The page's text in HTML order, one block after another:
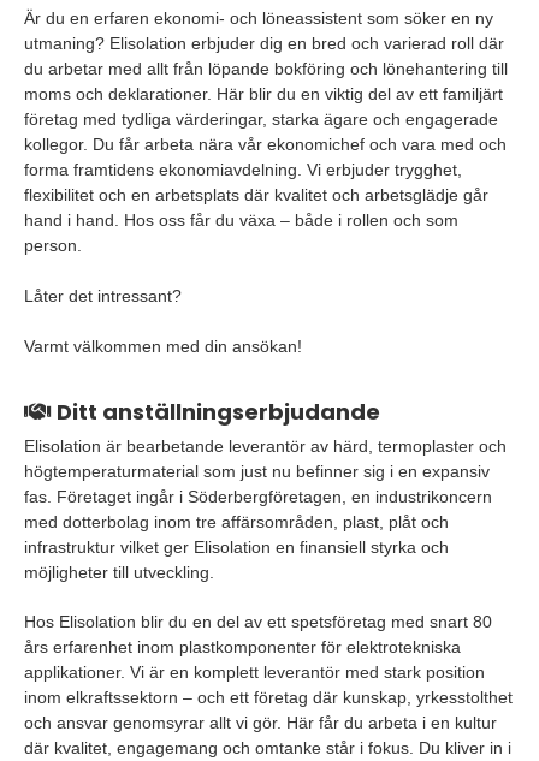
Är du en erfaren ekonomi- och löneassistent som söker en ny
utmaning? Elisolation erbjuder dig en bred och varierad roll där
du arbetar med allt från löpande bokföring och lönehantering till
moms och deklarationer. Här blir du en viktig del av ett familjärt
företag med tydliga värderingar, starka ägare och engagerade
kollegor. Du får arbeta nära vår ekonomichef och vara med och
forma framtidens ekonomiavdelning. Vi erbjuder trygghet,
flexibilitet och en arbetsplats där kvalitet och arbetsglädje går
hand i hand. Hos oss får du växa – både i rollen och som
person.
Låter det intressant?
Varmt välkommen med din ansökan!
Ditt anställningserbjudande
Elisolation är bearbetande leverantör av härd, termoplaster och
högtemperaturmaterial som just nu befinner sig i en expansiv
fas. Företaget ingår i Söderbergföretagen, en industrikoncern
med dotterbolag inom tre affärsområden, plast, plåt och
infrastruktur vilket ger Elisolation en finansiell styrka och
möjligheter till utveckling.
Hos Elisolation blir du en del av ett spetsföretag med snart 80
års erfarenhet inom plastkomponenter för elektrotekniska
applikationer. Vi är en komplett leverantör med stark position
inom elkraftssektorn – och ett företag där kunskap, yrkesstolthet
och ansvar genomsyrar allt vi gör. Här får du arbeta i en kultur
där kvalitet, engagemang och omtanke står i fokus. Du kliver in i